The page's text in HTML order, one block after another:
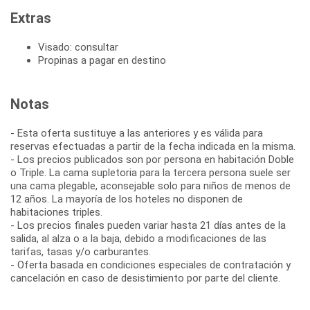
Extras
Visado: consultar
Propinas a pagar en destino
Notas
- Esta oferta sustituye a las anteriores y es válida para
reservas efectuadas a partir de la fecha indicada en la misma.
- Los precios publicados son por persona en habitación Doble
o Triple. La cama supletoria para la tercera persona suele ser
una cama plegable, aconsejable solo para niños de menos de
12 años. La mayoría de los hoteles no disponen de
habitaciones triples.
- Los precios finales pueden variar hasta 21 días antes de la
salida, al alza o a la baja, debido a modificaciones de las
tarifas, tasas y/o carburantes.
- Oferta basada en condiciones especiales de contratación y
cancelación en caso de desistimiento por parte del cliente.